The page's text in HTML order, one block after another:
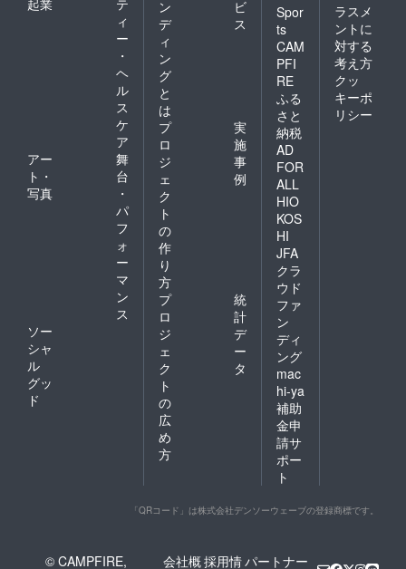
ィ
ー
・
ヘ
ル
ス
ケ
ア
アー
ト・
写真
舞
台
・
パ
フ
ォ
ー
マ
ン
ス
ソー
シャ
ル
グッ
ド
ン
デ
ィ
ン
グ
と
は
ビ
ス
プ
ロ
ジ
ェ
ク
ト
の
作
り
方
実
施
事
例
プ
ロ
ジ
ェ
ク
ト
の
広
め
方
統
計
デ
ー
タ
Spor
ts
CAM
PFI
RE
ふる
さと
納税
AD
FOR
ALL
HIO
KOS
HI
JFA
クラ
ウド
ファ
ン
ディ
ング
mac
hi-ya
補助
金申
請サ
ポー
ト
ラスメ
ントに
対する
考え方
クッ
キーポ
リシー
「QRコード」は株式会社デンソーウェーブの登録商標です。
© CAMPFIRE,
会社概採用情パートナー